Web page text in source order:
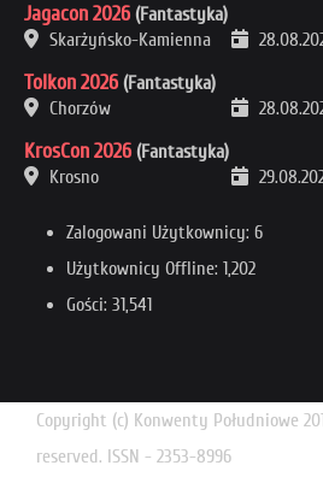
Jagacon 2026 (Fantastyka)
Skarżyńsko-Kamienna
Tolkon 2026 (Fantastyka)
Chorzów
KrosCon 2026 (Fantastyka)
Krosno
Zalogowani Użytkownicy: 6
Użytkownicy Offline: 1,202
Gości: 31,541
Copyright (c) Konwenty Południowe
reserved. ISSN - 2353-8996